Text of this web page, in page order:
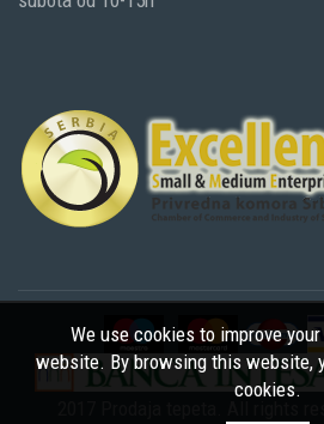
We use cookies to improve
website. By browsing this website,
cookies.